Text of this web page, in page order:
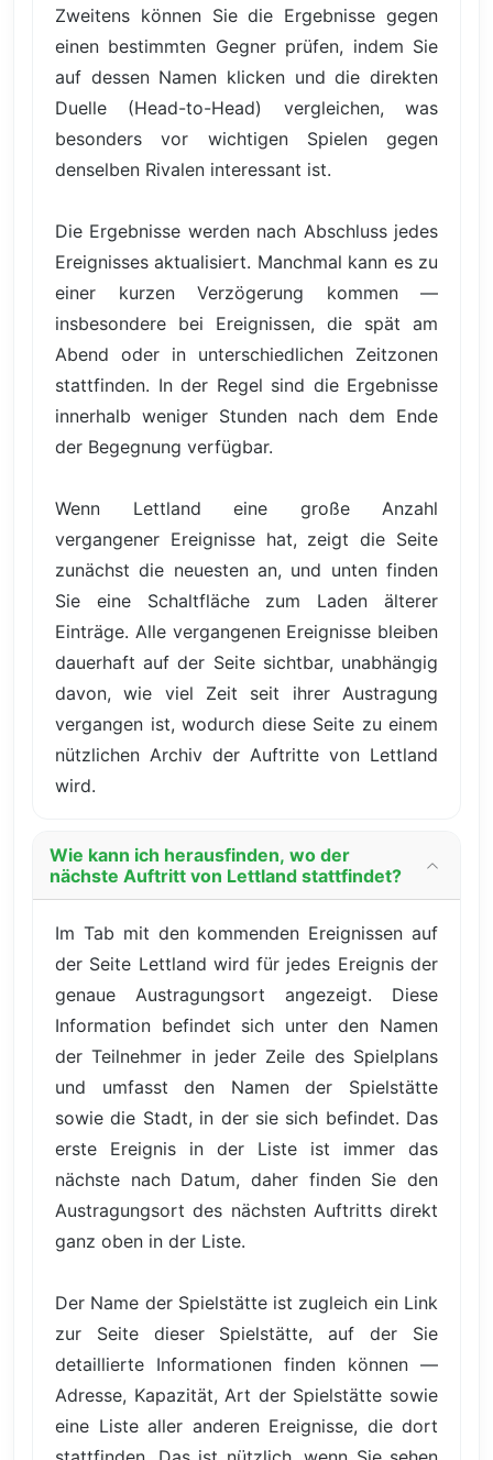
Zweitens können Sie die Ergebnisse gegen
einen bestimmten Gegner prüfen, indem Sie
auf dessen Namen klicken und die direkten
Duelle (Head-to-Head) vergleichen, was
besonders vor wichtigen Spielen gegen
denselben Rivalen interessant ist.
Die Ergebnisse werden nach Abschluss jedes
Ereignisses aktualisiert. Manchmal kann es zu
einer kurzen Verzögerung kommen —
insbesondere bei Ereignissen, die spät am
Abend oder in unterschiedlichen Zeitzonen
stattfinden. In der Regel sind die Ergebnisse
innerhalb weniger Stunden nach dem Ende
der Begegnung verfügbar.
Wenn Lettland eine große Anzahl
vergangener Ereignisse hat, zeigt die Seite
zunächst die neuesten an, und unten finden
Sie eine Schaltfläche zum Laden älterer
Einträge. Alle vergangenen Ereignisse bleiben
dauerhaft auf der Seite sichtbar, unabhängig
davon, wie viel Zeit seit ihrer Austragung
vergangen ist, wodurch diese Seite zu einem
nützlichen Archiv der Auftritte von Lettland
wird.
Wie kann ich herausfinden, wo der
nächste Auftritt von Lettland stattfindet?
Im Tab mit den kommenden Ereignissen auf
der Seite Lettland wird für jedes Ereignis der
genaue Austragungsort angezeigt. Diese
Information befindet sich unter den Namen
der Teilnehmer in jeder Zeile des Spielplans
und umfasst den Namen der Spielstätte
sowie die Stadt, in der sie sich befindet. Das
erste Ereignis in der Liste ist immer das
nächste nach Datum, daher finden Sie den
Austragungsort des nächsten Auftritts direkt
ganz oben in der Liste.
Der Name der Spielstätte ist zugleich ein Link
zur Seite dieser Spielstätte, auf der Sie
detaillierte Informationen finden können —
Adresse, Kapazität, Art der Spielstätte sowie
eine Liste aller anderen Ereignisse, die dort